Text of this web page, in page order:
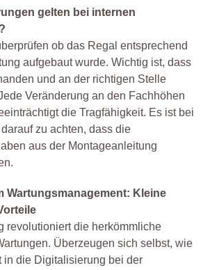
gelten bei internen
ob das Regal entsprechend
aufgebaut wurde. Wichtig ist, dass
und an der richtigen Stelle
Veränderung an den Fachhöhen
die Tragfähigkeit. Es ist bei
zu achten, dass die
aus der Montageanleitung
Wartungsmanagement: Kleine
revolutioniert die herkömmliche
Überzeugen sich selbst, wie
in die Digitalisierung bei der